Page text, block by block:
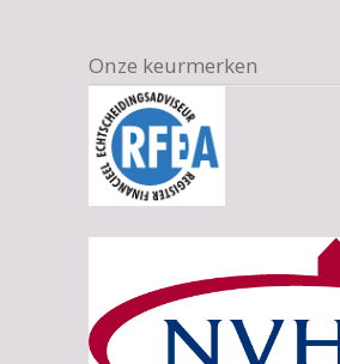
Onze keurmerken